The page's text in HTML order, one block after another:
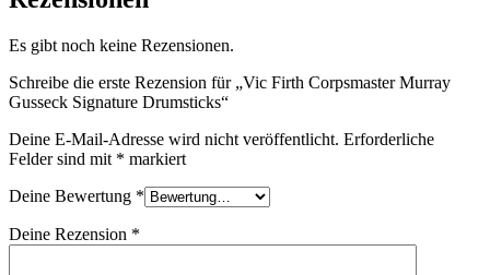
Es gibt noch keine Rezensionen.
Schreibe die erste Rezension für „Vic Firth Corpsmaster Murray
Gusseck Signature Drumsticks“
Deine E-Mail-Adresse wird nicht veröffentlicht. Erforderliche
Felder sind mit * markiert
Deine Bewertung *
Deine Rezension *